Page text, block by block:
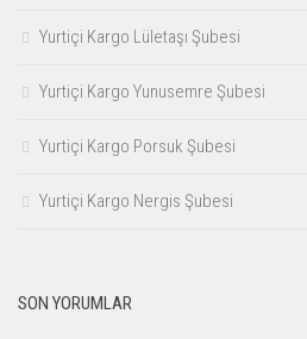
Yurtiçi Kargo Lületaşı Şubesi
Yurtiçi Kargo Yunusemre Şubesi
Yurtiçi Kargo Porsuk Şubesi
Yurtiçi Kargo Nergis Şubesi
SON YORUMLAR